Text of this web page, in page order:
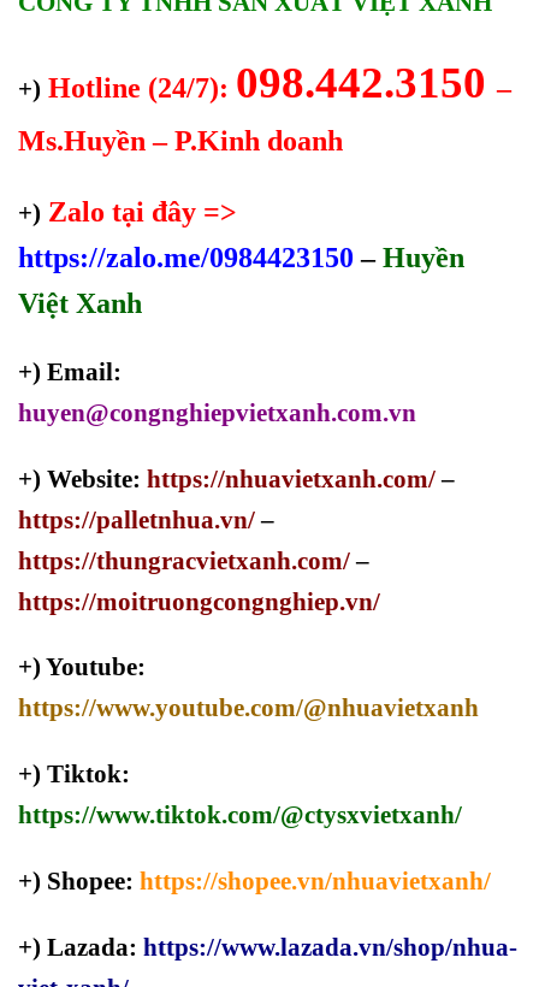
+) Hotline (24/7): 098.442.3150–
Ms.Huyền – P.Kinh doanh
+) Zalo tại đây =>
https://zalo.me/0984423150 –Huyền
Việt Xanh
+) Email:
huyen@congnghiepvietxanh.com.vn
+) Website: https://nhuavietxanh.com/–
https://palletnhua.vn/ –
https://thungracvietxanh.com/ –
https://moitruongcongnghiep.vn/
+) Youtube:
https://www.youtube.com/@nhuavietxanh
+) Tiktok:
https://www.tiktok.com/@ctysxvietxanh/
+) Shopee: https://shopee.vn/nhuavietxanh/
+) Lazada: https://www.lazada.vn/shop/nhua-